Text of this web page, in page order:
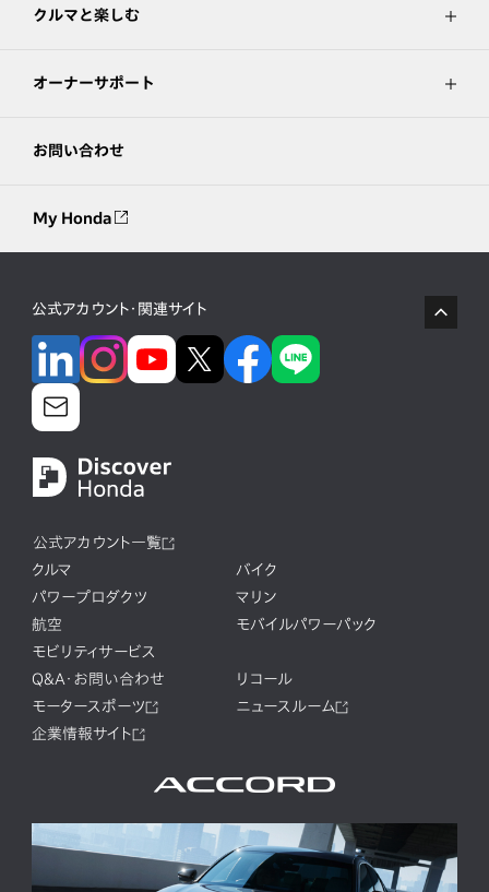
クルマと楽しむ
オーナーサポート
お問い合わせ
My Honda
公式アカウント・関連サイト
公式アカウント一覧
クルマ
バイク
パワープロダクツ
マリン
航空
モバイルパワーパック
モビリティサービス
Q&A・お問い合わせ
リコール
モータースポーツ
ニュースルーム
企業情報サイト